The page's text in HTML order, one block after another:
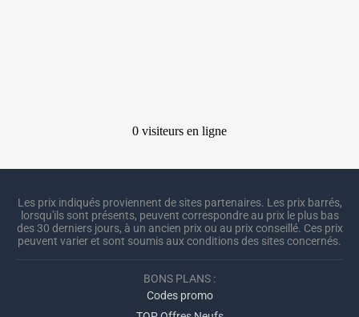
Les prix indiqués proviennent de sites partenaires. Les prix barrés,
lorsqu'ils sont présents, peuvent correspondre au prix le plus bas
des 30 derniers jours, à un ancien prix ou au prix conseillé. Ces prix
peuvent varier et sont soumis aux conditions des sites concernés.
BONS PLANS :
Codes promo